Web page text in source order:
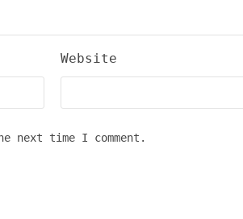
Website
next time I comment.